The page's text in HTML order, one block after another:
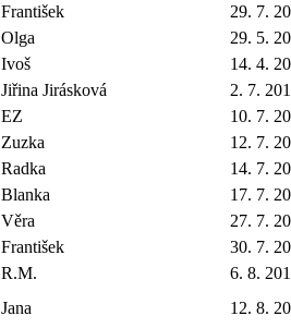
František
29. 7.
Olga
29. 5.
Ivoš
14. 4.
Jiřina Jirásková
2. 7.
EZ
10. 7.
Zuzka
12. 7.
Radka
14. 7.
Blanka
17. 7.
Věra
27. 7.
František
30. 7.
R.M.
6. 8.
Jana
12. 8.